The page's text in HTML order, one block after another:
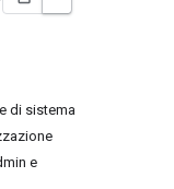
di sistema
e